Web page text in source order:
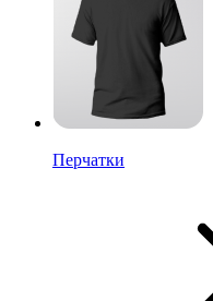
Перчатки